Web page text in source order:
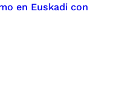
en Euskadi con